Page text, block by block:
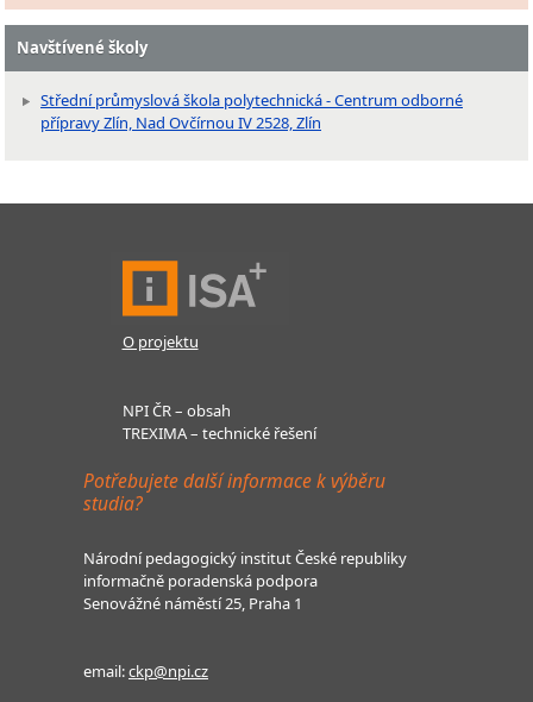
Navštívené školy
Střední průmyslová škola polytechnická - Centrum odborné
přípravy Zlín, Nad Ovčírnou IV 2528, Zlín
O projektu
NPI ČR – obsah
TREXIMA – technické řešení
Potřebujete další informace k výběru
studia?
Národní pedagogický institut České republiky
informačně poradenská podpora
Senovážné náměstí 25, Praha 1
email:ckp@npi.cz